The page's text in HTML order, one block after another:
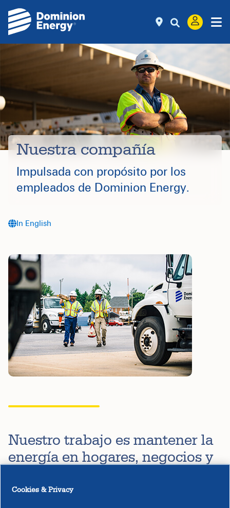
Nuestra compañía
Impulsada con propósito por los
empleados de Dominion Energy.
In English
Nuestro trabajo es mantener la
energía en hogares, negocios y
Cookies & Privacy